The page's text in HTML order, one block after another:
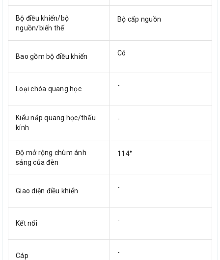
Bộ điều khiển/bộ
nguồn/biến thế
Bộ cấp nguồn
Bao gồm bộ điều khiển Có
Loại chóa quang học -
Kiểu nắp quang học/thấu
kính
-
Độ mở rộng chùm ánh
sáng của đèn
114°
Giao diện điều khiển -
Kết nối -
Cáp -